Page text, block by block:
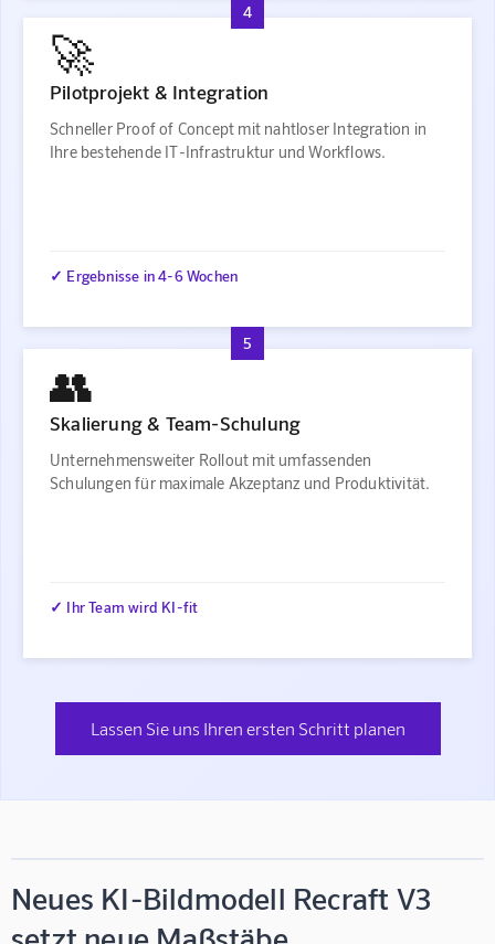
4
🚀
Pilotprojekt & Integration
Schneller Proof of Concept mit nahtloser Integration in
Ihre bestehende IT-Infrastruktur und Workflows.
✓ Ergebnisse in 4-6 Wochen
5
👥
Skalierung & Team-Schulung
Unternehmensweiter Rollout mit umfassenden
Schulungen für maximale Akzeptanz und Produktivität.
✓ Ihr Team wird KI-fit
Lassen Sie uns Ihren ersten Schritt planen
Neues KI-Bildmodell Recraft V3